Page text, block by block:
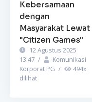
Kebersamaan
dengan
Masyarakat Lewat
"Citizen Games"
12 Agustus 2025
13:47 /
Komunikasi
Korporat PG / 494x
dilihat